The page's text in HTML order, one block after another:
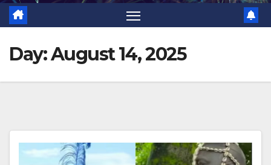
Day:August 14, 2025